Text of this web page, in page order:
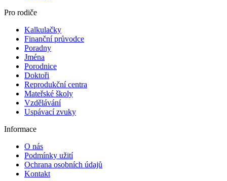
Pro rodiče
Kalkulačky
Finanční průvodce
Poradny
Jména
Porodnice
Doktoři
Reprodukční centra
Mateřské školy
Vzdělávání
Uspávací zvuky
Informace
O nás
Podmínky užití
Ochrana osobních údajů
Kontakt